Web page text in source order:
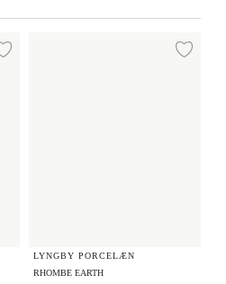
Lägg till i önskelista
LYNGBY PORCELÆN
RHOMBE EARTH